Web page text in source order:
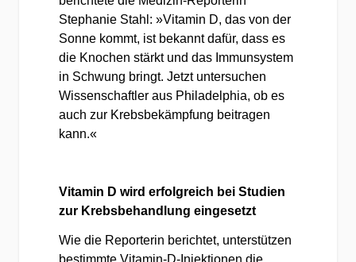
Stephanie Stahl: »Vitamin D, das von der
Sonne kommt, ist bekannt dafür, dass es
die Knochen stärkt und das Immunsystem
in Schwung bringt. Jetzt untersuchen
Wissenschaftler aus Philadelphia, ob es
auch zur Krebsbekämpfung beitragen
kann.«
Vitamin D wird erfolgreich bei Studien
zur Krebsbehandlung eingesetzt
Wie die Reporterin berichtet, unterstützen
bestimmte Vitamin-D-Injektionen die